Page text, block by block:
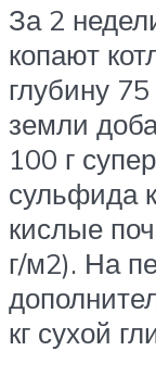
За 2
копают
глубину
земли
100 г
сульфида
кислые
г/м2). На
кг сухой